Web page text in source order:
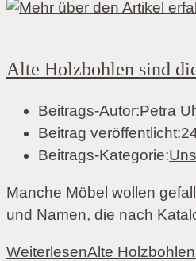
Alte Holzbohlen sind
Beitrags-Autor:Petra
Beitrag veröffentlicht:
Beitrags-Kategorie:
Manche Möbel wollen
und Namen, die nach
WeiterlesenAlte